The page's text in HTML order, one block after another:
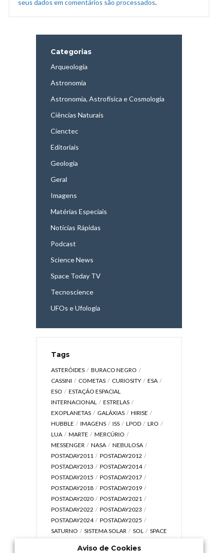
seus dados em comentários são processados.
Categorias
Arqueologia
Astronomia
Astronomia, Astrofísica e Cosmologia
Ciências Naturais
Cienctec
Editoriais
Geologia
Geral
Imagens
Matérias Especiais
Notícias Rápidas
Podcast
Science News
Space Today TV
Tecnoscience
UFOs e Ufologia
Tags
ASTERÓIDES
BURACO NEGRO
CASSINI
COMETAS CURIOSITY
ESA
ESO
ESTAÇÃO ESPACIAL
INTERNACIONAL
ESTRELAS
EXOPLANETAS
GALÁXIAS
HIRISE
HUBBLE
IMAGENS ISS LPOD
LRO
LUA
MARTE
MERCÚRIO
MESSENGER
NASA
NEBULOSA
POSTADAY2011
POSTADAY2012
POSTADAY2013
POSTADAY2014
POSTADAY2015
POSTADAY2017
POSTADAY2018
POSTADAY2019
POSTADAY2020
POSTADAY2021
POSTADAY2022
POSTADAY2023
POSTADAY2024
POSTADAY2025
SATURNO
SISTEMA SOLAR SOL
SPACE
Aviso de Cookies